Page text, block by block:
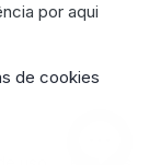
por aqui
de cookies
ELETRONICO